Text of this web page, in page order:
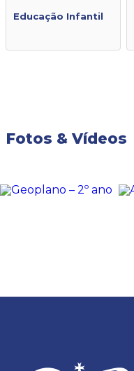
Educação Infantil
Fotos & Vídeos